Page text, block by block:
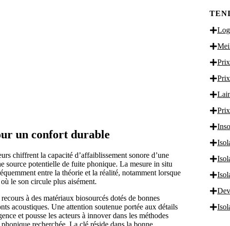
un confort durable
chiffrent la capacité d’affaiblissement sonore d’une
source potentielle de fuite phonique. La mesure in situ
entre la théorie et la réalité, notamment lorsque
le son circule plus aisément.
à des matériaux biosourcés dotés de bonnes
acoustiques. Une attention soutenue portée aux détails
et pousse les acteurs à innover dans les méthodes
recherchée. La clé réside dans la bonne